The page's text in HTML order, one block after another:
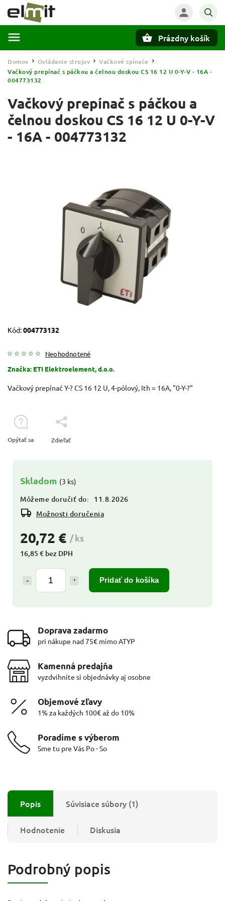
Prázdny košík
Domov / Ovládanie strojov / Vačkové spínače /
Vačkový prepínač s páčkou a čelnou doskou CS 16 12 U 0-Y-V - 16A -
004773132
Vačkový prepínač s páčkou a
čelnou doskou CS 16 12 U 0-Y-V
- 16A - 004773132
Kód:004773132
Neohodnotené
Značka: ETI Elektroelement, d.o.o.
20,72 € / ks
16,85 € bez DPH
Pridať do košíka
Skladom (3 ks)
Môžeme doručiť do:
11.8.2026
Možnosti doručenia
Vačkový prepínač Y-? CS 16 12 U, 4-pólový, Ith = 16A, "0-Y-?"
Opýtať sa Zdieľať
Doprava zadarmo
pri nákupe nad 75€ mimo ATYP
Kamenná predajňa
vyzdvihnite si objednávky aj osobne
Objemové zľavy
1% za každých 100€ až do 10%
Poradíme s výberom
Sme tu pre Vás Po - So
Popis Súvisiace súbory (1)
Hodnotenie Diskusia
Podrobný popis